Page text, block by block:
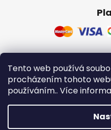
Tento web používá
procházením tohoto
používáním.. Více
Copyright 2026